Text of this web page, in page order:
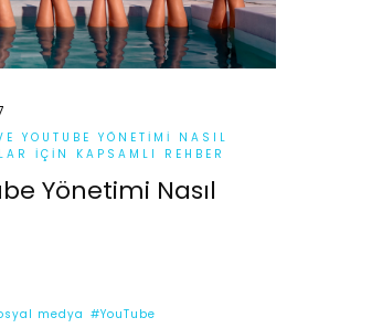
YOUTUBE YÖNETIMI NASIL
İÇIN KAPSAMLI REHBER
Yönetimi Nasıl
medya #YouTube